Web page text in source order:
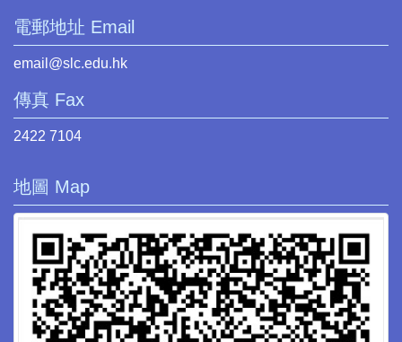
電郵地址 Email
email@slc.edu.hk
傳真 Fax
2422 7104
地圖 Map